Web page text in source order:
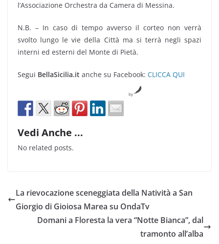
l’Associazione Orchestra da Camera di Messina.
N.B. – In caso di tempo avverso il corteo non verrà
svolto lungo le vie della Città ma si terrà negli spazi
interni ed esterni del Monte di Pietà.
Segui BellaSicilia.it anche su Facebook: CLICCA QUI
by
Vedi Anche ...
No related posts.
La rievocazione sceneggiata della Natività a San
Giorgio di Gioiosa Marea su OndaTv
Domani a Floresta la vera “Notte Bianca”, dal
tramonto all’alba